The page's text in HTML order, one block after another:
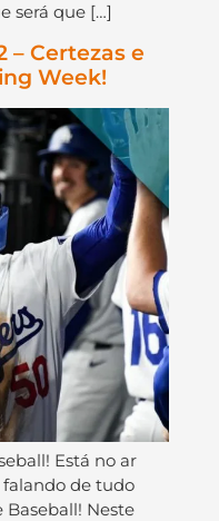
será que […]
– Certezas e
Week!
Está no ar
de tudo
Baseball! Neste